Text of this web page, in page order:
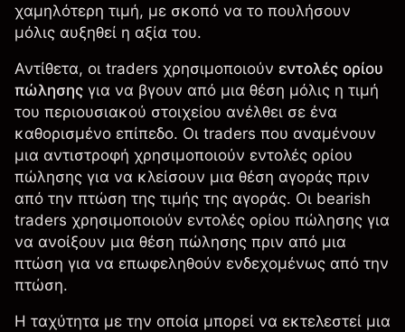
χαμηλότερη τιμή, με σκοπό να το πουλήσουν
μόλις αυξηθεί η αξία του.
Αντίθετα, οι traders χρησιμοποιούν εντολές ορίου
πώλησης για να βγουν από μια θέση μόλις η τιμή
του περιουσιακού στοιχείου ανέλθει σε ένα
καθορισμένο επίπεδο. Οι traders που αναμένουν
μια αντιστροφή χρησιμοποιούν εντολές ορίου
πώλησης για να κλείσουν μια θέση αγοράς πριν
από την πτώση της τιμής της αγοράς. Οι bearish
traders χρησιμοποιούν εντολές ορίου πώλησης για
να ανοίξουν μια θέση πώλησης πριν από μια
πτώση για να επωφεληθούν ενδεχομένως από την
πτώση.
Η ταχύτητα με την οποία μπορεί να εκτελεστεί μια